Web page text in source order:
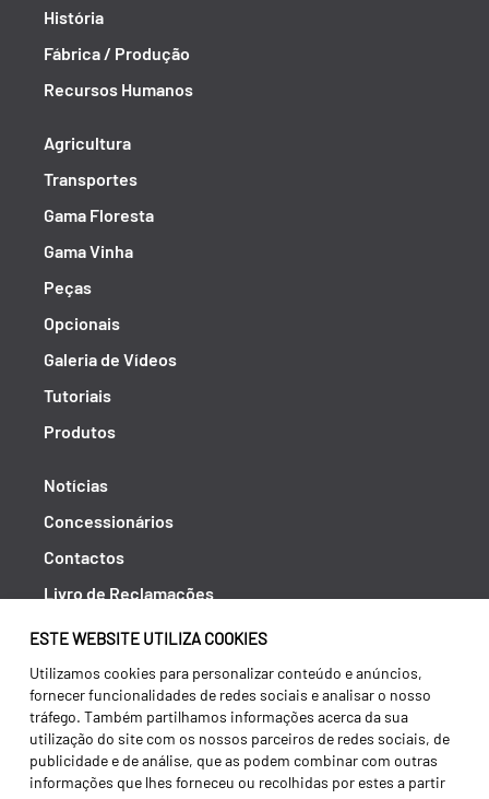
ESTE WEBSITE UTILIZA COOKIES
Utilizamos cookies para personalizar conteúdo e anúncios,
fornecer funcionalidades de redes sociais e analisar o nosso
tráfego. Também partilhamos informações acerca da sua
utilização do site com os nossos parceiros de redes sociais, de
publicidade e de análise, que as podem combinar com outras
informações que lhes forneceu ou recolhidas por estes a partir
História
Fábrica / Produção
Recursos Humanos
Agricultura
Transportes
Gama Floresta
Gama Vinha
Peças
Opcionais
Galeria de Vídeos
Tutoriais
Produtos
Notícias
Concessionários
Contactos
Livro de Reclamações
Política de Privacidade
Canal de Denúncias (RGPC)
Termos e condições